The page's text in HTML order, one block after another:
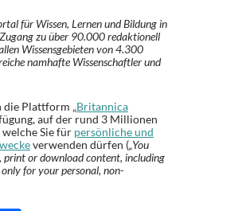
für Wissen, Lernen und Bildung in
zu über 90.000 redaktionell
Wissensgebieten von 4.300
namhafte Wissenschaftler und
die Plattform „Britannica
auf der rund 3 Millionen
Sie für persönliche und
verwenden dürfen („You
print or download content, including
for your personal, non-